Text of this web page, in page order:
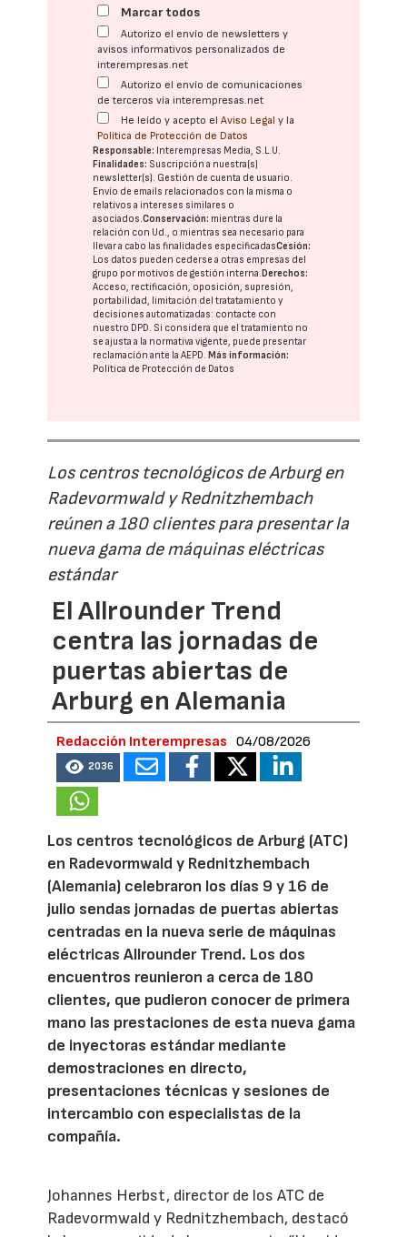
Marcar todos
Autorizo el envío de newsletters y
avisos informativos personalizados de
interempresas.net
Autorizo el envío de comunicaciones
de terceros vía interempresas.net
He leído y acepto elAviso Legal y la
Política de Protección de Datos
Responsable: Interempresas Media, S.L.U.
Finalidades: Suscripción a nuestra(s)
newsletter(s). Gestión de cuenta de usuario.
Envío de emails relacionados con la misma o
relativos a intereses similares o
asociados.Conservación: mientras dure la
relación con Ud., o mientras sea necesario para
llevar a cabo las finalidades especificadasCesión:
Los datos pueden cederse a otras empresas del
grupo por motivos de gestión interna. Derechos:
Acceso, rectificación, oposición, supresión,
portabilidad, limitación del tratatamiento y
decisiones automatizadas: contacte con
nuestro DPD. Si considera que el tratamiento no
se ajusta a la normativa vigente, puede presentar
reclamación ante laAEPD. Más información:
Política de Protección de Datos
Los centros tecnológicos de Arburg en
Radevormwald y Rednitzhembach
reúnen a 180 clientes para presentar la
nueva gama de máquinas eléctricas
estándar
El Allrounder Trend
centra las jornadas de
puertas abiertas de
Arburg en Alemania
Redacción Interempresas 04/08/2026
2036
Los centros tecnológicos de Arburg (ATC)
en Radevormwald y Rednitzhembach
(Alemania) celebraron los días 9 y 16 de
julio sendas jornadas de puertas abiertas
centradas en la nueva serie de máquinas
eléctricas Allrounder Trend. Los dos
encuentros reunieron a cerca de 180
clientes, que pudieron conocer de primera
mano las prestaciones de esta nueva gama
de inyectoras estándar mediante
demostraciones en directo,
presentaciones técnicas y sesiones de
intercambio con especialistas de la
compañía.
Johannes Herbst, director de los ATC de
Radevormwald y Rednitzhembach, destacó